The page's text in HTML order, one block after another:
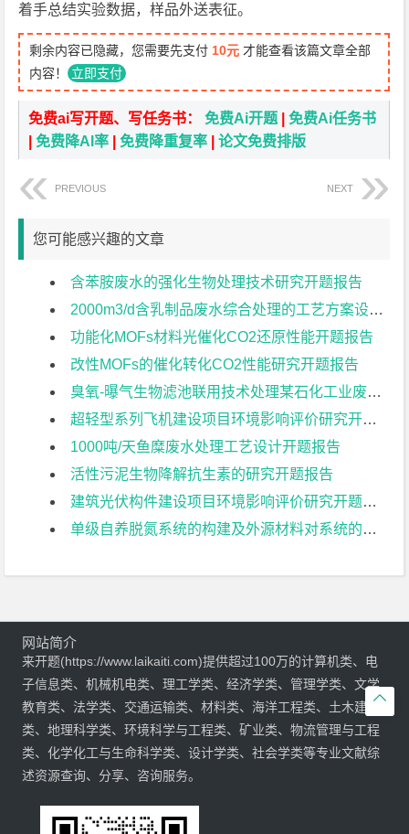
着手总结实验数据，样品外送表征。
剩余内容已隐藏，您需要先支付 10元 才能查看该篇文章全部
内容！ 立即支付
免费ai写开题、写任务书：免费Ai开题 |免费Ai任务书
|免费降AI率 |免费降重复率 |论文免费排版
PREVIOUS NEXT
您可能感兴趣的文章
含苯胺废水的强化生物处理技术研究开题报告
2000m3/d含乳制品废水综合处理的工艺方案设计开题报告
功能化MOFs材料光催化CO2还原性能开题报告
改性MOFs的催化转化CO2性能研究开题报告
臭氧-曝气生物滤池联用技术处理某石化工业废水的工艺设计开题报告
超轻型系列飞机建设项目环境影响评价研究开题报告
1000吨/天鱼糜废水处理工艺设计开题报告
活性污泥生物降解抗生素的研究开题报告
建筑光伏构件建设项目环境影响评价研究开题报告
单级自养脱氮系统的构建及外源材料对系统的影响开题报告

网站简介
来开题(https://www.laikaiti.com)提供超过100万的计算机类、电
子信息类、机械机电类、理工学类、经济学类、管理学类、文学
教育类、法学类、交通运输类、材料类、海洋工程类、土木建筑
类、地理科学类、环境科学与工程类、矿业类、物流管理与工程
类、化学化工与生命科学类、设计学类、社会学类等专业文献综
述资源查询、分享、咨询服务。